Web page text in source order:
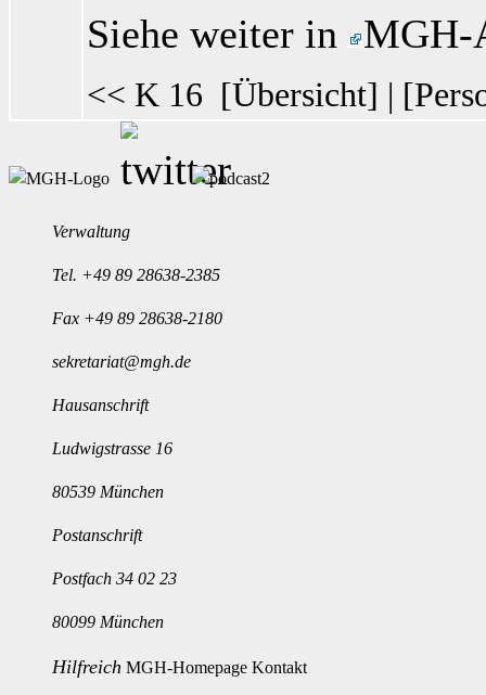
Siehe weiter in MGH-
<< K 16 [Übersicht] | [
Verwaltung
Tel. +49 89 28638-2385
Fax +49 89 28638-2180
sekretariat@mgh.de
Hausanschrift
Ludwigstrasse 16
80539 München
Postanschrift
Postfach 34 02 23
80099 München
Hilfreich MGH-Homepage Kontakt